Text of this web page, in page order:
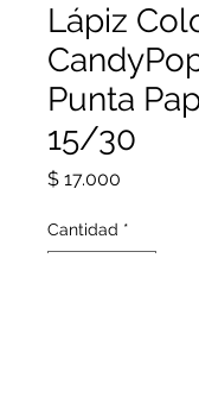
Lápiz
Punta
15/30
$ 17.000
Cantidad *